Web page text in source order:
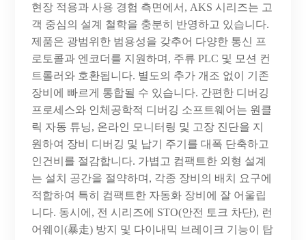
현장 적용과 사용 경험 측면에서 , AKS 시리즈는 고
객 중심의 설계 철학을 충분히 반영하고 있습니다.
제품은 광범위한 범용성을 갖추어 다양한 통신 프
로토콜과 엔코더를 지원하며, 주류 PLC 및 모션 컨
트롤러와 호환됩니다. 별도의 추가 개조 없이 기존
장비에 빠르게 통합될 수 있습니다. 간편한 디버깅
프로세스와 인체공학적 디버깅 소프트웨어는 원클
릭 자동 튜닝, 온라인 모니터링 및 고장 진단을 지
원하여 장비 디버깅 및 납기 주기를 대폭 단축하고
인건비를 절감합니다. 가볍고 컴팩트한 외형 설계
는 설치 공간을 절약하며, 각종 장비의 배치 요구에
적합하여 특히 컴팩트한 자동화 장비에 잘 어울립
니다. 동시에, 전 시리즈에 STO(안전 토크 차단), 런
어웨이(暴走) 방지 및 다이내믹 브레이크 기능이 탑